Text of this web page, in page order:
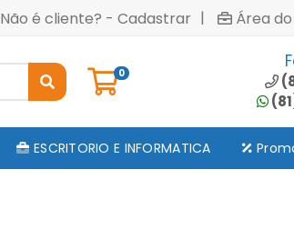
Não é cliente? - Cadastrar | Área
0
ESCRITORIO E INFORMATICA